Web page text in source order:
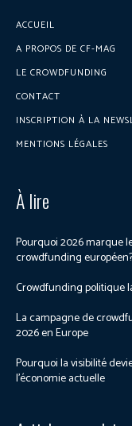
ACCUEIL
A PROPOS DE CF-MAG
LE CROWDFUNDING
CONTACT
INSCRIPTION À LA
MENTIONS LÉGALES
À lire
Pourquoi 2026 marque
crowdfunding
Crowdfunding politique
La campagne de
2026 en Europe
Pourquoi la visibilité
l’économie actuelle